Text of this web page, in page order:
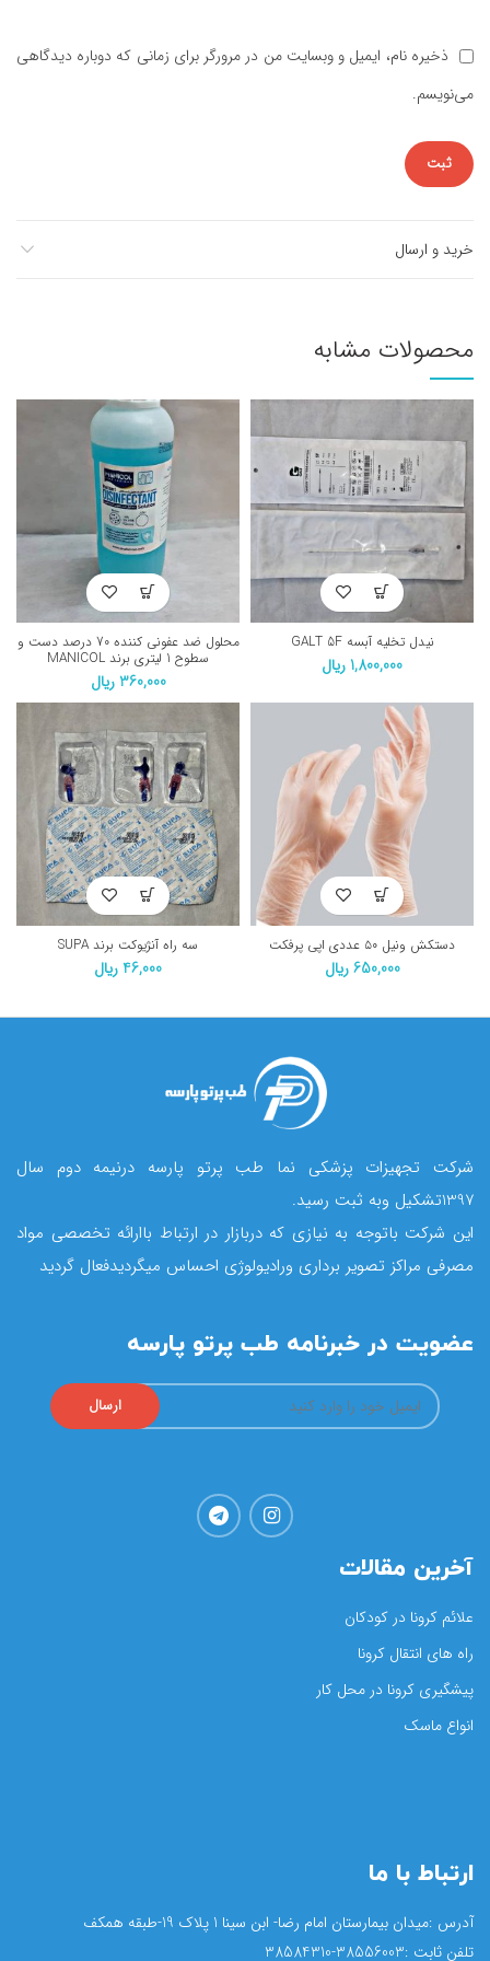
ذخیره نام، ایمیل و وبسایت من در مرورگر برای زمانی که دوباره دیدگاهی
می‌نویسم.
خرید و ارسال
محصولات مشابه
نیدل تخلیه آبسه GALT 5F
1,800,000 ریال
محلول ضد عفونی کننده 70 درصد دست و
سطوح 1 لیتری برند MANICOL
360,000 ریال
دستکش ونیل ۵۰ عددی اپی پرفکت
650,000 ریال
سه راه آنژیوکت برند SUPA
46,000ریال
شرکت تجهیزات پزشکی نما طب پرتو پارسه درنیمه دوم سال
1397تشکیل وبه ثبت رسید.
این شرکت باتوجه به نیازی که دربازار در ارتباط باارائه تخصصی مواد
مصرفی مراکز تصویر برداری ورادیولوژی احساس میگردیدفعال گردید
عضویت در خبرنامه طب پرتو پارسه
آخرین مقالات
علائم کرونا در کودکان
راه های انتقال کرونا
پیشگیری کرونا در محل کار
انواع ماسک
ارتباط با ما
آدرس :میدان بیمارستان امام رضا- ابن سینا 1 پلاک 19-طبقه همکف
تلفن ثابت :38556003-38584310